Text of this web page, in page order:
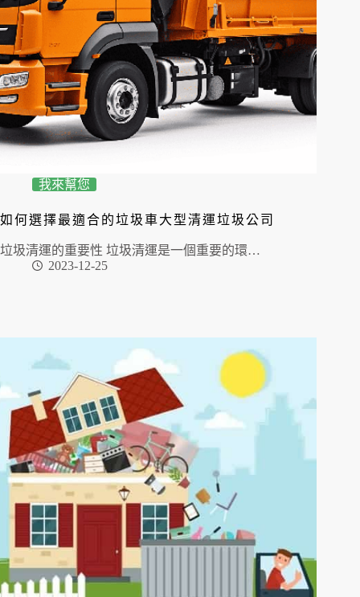
我來幫您
如何選擇最適合的垃圾車大型清運垃圾公司
垃圾清運的重要性 垃圾清運是一個重要的環…
2023-12-25